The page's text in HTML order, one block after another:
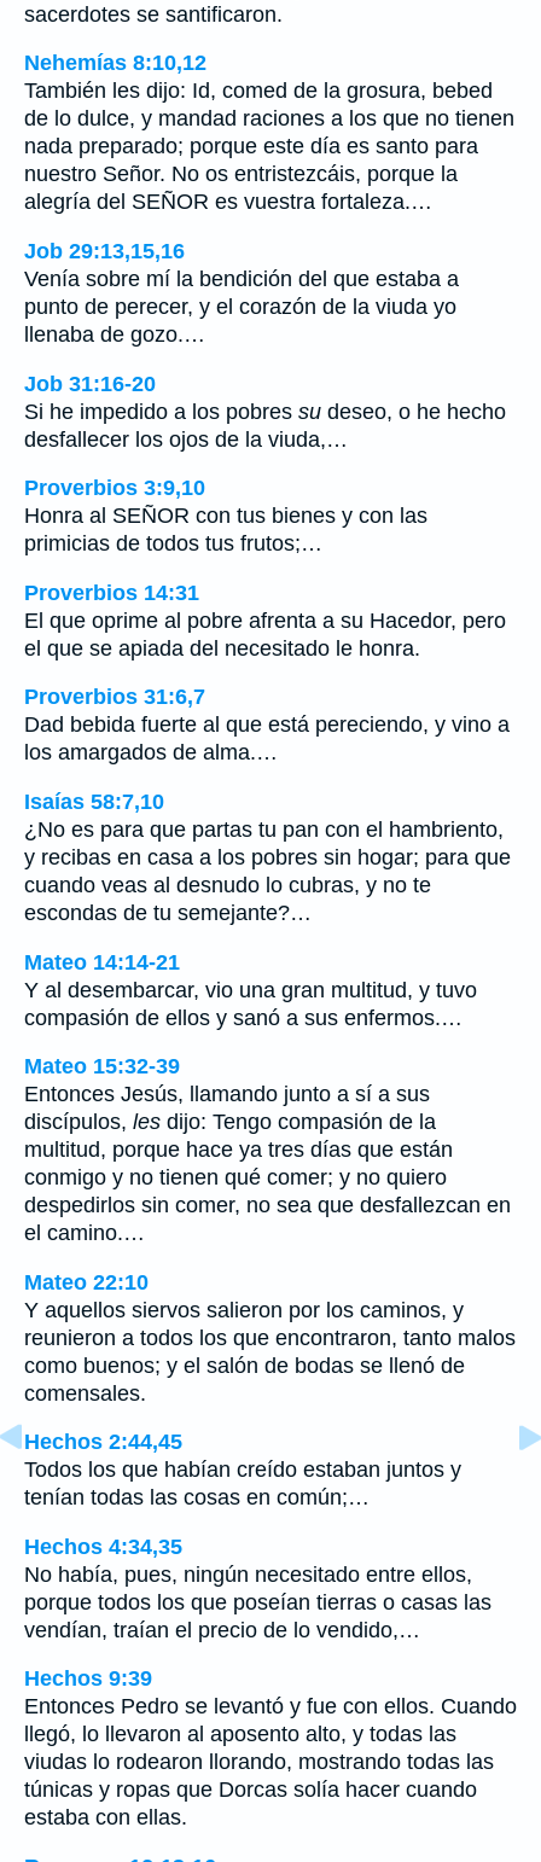
sacerdotes se santificaron.
Nehemías 8:10,12
También les dijo: Id, comed de la grosura, bebed
de lo dulce, y mandad raciones a los que no tienen
nada preparado; porque este día es santo para
nuestro Señor. No os entristezcáis, porque la
alegría del SEÑOR es vuestra fortaleza.…
Job 29:13,15,16
Venía sobre mí la bendición del que estaba a
punto de perecer, y el corazón de la viuda yo
llenaba de gozo.…
Job 31:16-20
Si he impedido a los pobres su deseo, o he hecho
desfallecer los ojos de la viuda,…
Proverbios 3:9,10
Honra al SEÑOR con tus bienes y con las
primicias de todos tus frutos;…
Proverbios 14:31
El que oprime al pobre afrenta a su Hacedor, pero
el que se apiada del necesitado le honra.
Proverbios 31:6,7
Dad bebida fuerte al que está pereciendo, y vino a
los amargados de alma.…
Isaías 58:7,10
¿No es para que partas tu pan con el hambriento,
y recibas en casa a los pobres sin hogar; para que
cuando veas al desnudo lo cubras, y no te
escondas de tu semejante?…
Mateo 14:14-21
Y al desembarcar, vio una gran multitud, y tuvo
compasión de ellos y sanó a sus enfermos.…
Mateo 15:32-39
Entonces Jesús, llamando junto a sí a sus
discípulos, les dijo: Tengo compasión de la
multitud, porque hace ya tres días que están
conmigo y no tienen qué comer; y no quiero
despedirlos sin comer, no sea que desfallezcan en
el camino.…
Mateo 22:10
Y aquellos siervos salieron por los caminos, y
reunieron a todos los que encontraron, tanto malos
como buenos; y el salón de bodas se llenó de
comensales.
Hechos 2:44,45
Todos los que habían creído estaban juntos y
tenían todas las cosas en común;…
Hechos 4:34,35
No había, pues, ningún necesitado entre ellos,
porque todos los que poseían tierras o casas las
vendían, traían el precio de lo vendido,…
Hechos 9:39
Entonces Pedro se levantó y fue con ellos. Cuando
llegó, lo llevaron al aposento alto, y todas las
viudas lo rodearon llorando, mostrando todas las
túnicas y ropas que Dorcas solía hacer cuando
estaba con ellas.